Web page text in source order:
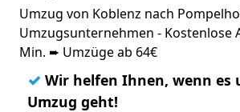
Umzug von Koblenz nach
Umzugsunternehmen - Kostenlose
Min. ➨ Umzüge ab 64€
✓ Wir helfen Ihnen, wenn es
Umzug geht!